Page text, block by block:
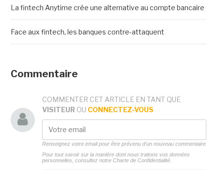
La fintech Anytime crée une alternative au compte bancaire
Face aux fintech, les banques contre-attaquent
Commentaire
COMMENTER CET ARTICLE EN TANT QUE
VISITEUR OU CONNECTEZ-VOUS
Renseignez votre email pour être prévenu d'un nouveau commentaire
Pour tout savoir sur la manière dont nous traitons vos données
personnelles, consultez notre Charte de Confidentialité.